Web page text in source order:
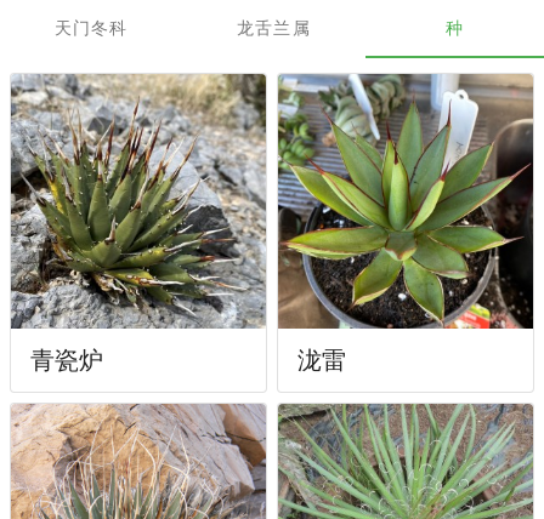
天门冬科 龙舌兰属 种
青瓷炉 泷雷